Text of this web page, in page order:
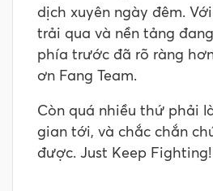
dịch xuyên ngày đêm.
trải qua và nền tảng
phía trước đã rõ ràng
ơn Fang Team.
Còn quá nhiều thứ phải
gian tới, và chắc chắn
được. Just Keep Fighting!